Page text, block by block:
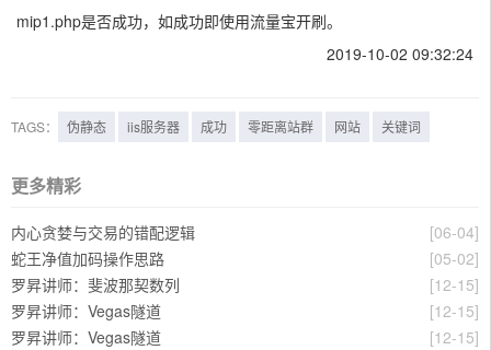
mip1.php是否成功，如成功即使用流量宝开刷。
2019-10-02 09:32:24
TAGS： 伪静态 iis服务器 成功 零距离站群 网站 关键词
更多精彩
[06-04]
内心贪婪与交易的错配逻辑
[05-02]
蛇王净值加码操作思路
[12-15]
罗昇讲师：斐波那契数列
[12-15]
罗昇讲师：Vegas隧道
[12-15]
罗昇讲师：Vegas隧道